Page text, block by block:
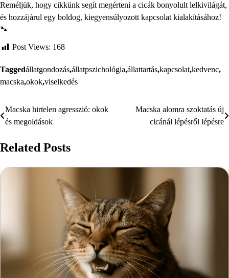
Reméljük, hogy cikkünk segít megérteni a cicák bonyolult lelkivilágát,
és hozzájárul egy boldog, kiegyensúlyozott kapcsolat kialakításához!
🐾
Post Views: 168
Taggedállatgondozás,állatpszichológia,állattartás,kapcsolat,kedvenc,
macska,okok,viselkedés
Bejegyzés
Macska hirtelen agresszió: okok
és megoldások
Macska alomra szoktatás új
cicánál lépésről lépésre
Related Posts